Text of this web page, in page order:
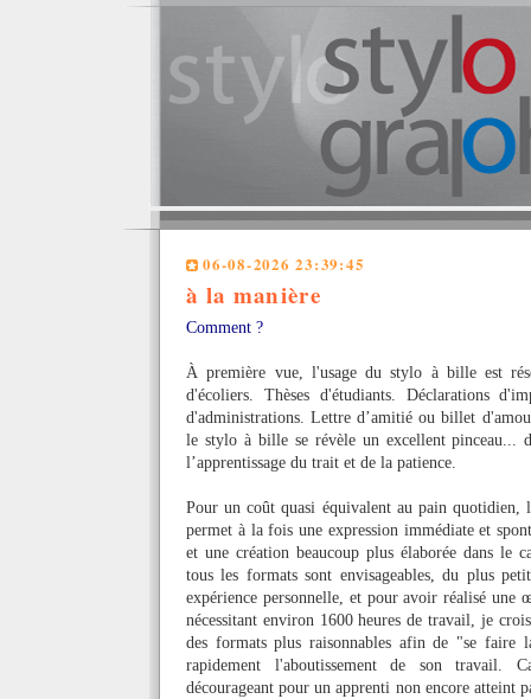
06-08-2026 23:39:45
à la manière
Comment ?
À première vue, l'usage du stylo à bille est
d'écoliers. Thèses d'étudiants. Déclarations
d'administrations. Lettre d’amitié ou billet
le stylo à bille se révèle un excellent pinceau...
l’apprentissage du trait et de la patience.
Pour un coût quasi équivalent au pain
permet à la fois une expression immédiate et
et une création beaucoup plus élaborée dans le
tous les formats sont envisageables, du plus
expérience personnelle, et pour avoir réalisé une
nécessitant environ 1600 heures de travail, je
des formats plus raisonnables afin de "se faire
rapidement l'aboutissement de son travail.
décourageant pour un apprenti non encore atteint